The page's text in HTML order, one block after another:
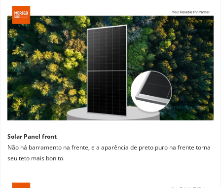
Solar Panel front
Não há barramento na frente, e a aparência de preto puro na frente torna
seu teto mais bonito.